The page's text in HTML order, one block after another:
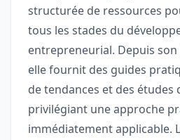
structurée de ressources
tous les stades du
entrepreneurial. Depuis son
elle fournit des guides
de tendances et des études
privilégiant une approche
immédiatement applicable.